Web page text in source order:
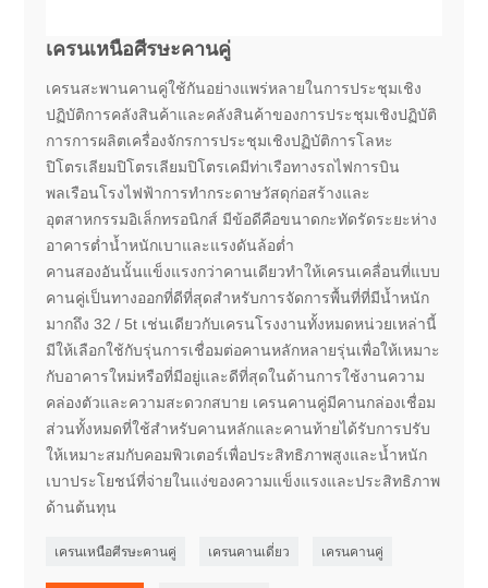
เครนเหนือศีรษะคานคู่
เครนสะพานคานคู่ใช้กันอย่างแพร่หลายในการประชุมเชิง
ปฏิบัติการคลังสินค้าและคลังสินค้าของการประชุมเชิงปฏิบัติ
การการผลิตเครื่องจักรการประชุมเชิงปฏิบัติการโลหะ
ปิโตรเลียมปิโตรเลียมปิโตรเคมีท่าเรือทางรถไฟการบิน
พลเรือนโรงไฟฟ้าการทำกระดาษวัสดุก่อสร้างและ
อุตสาหกรรมอิเล็กทรอนิกส์ มีข้อดีคือขนาดกะทัดรัดระยะห่าง
อาคารต่ำน้ำหนักเบาและแรงดันล้อต่ำ
คานสองอันนั้นแข็งแรงกว่าคานเดียวทำให้เครนเคลื่อนที่แบบ
คานคู่เป็นทางออกที่ดีที่สุดสำหรับการจัดการพื้นที่ที่มีน้ำหนัก
มากถึง 32 / 5t เช่นเดียวกับเครนโรงงานทั้งหมดหน่วยเหล่านี้
มีให้เลือกใช้กับรุ่นการเชื่อมต่อคานหลักหลายรุ่นเพื่อให้เหมาะ
กับอาคารใหม่หรือที่มีอยู่และดีที่สุดในด้านการใช้งานความ
คล่องตัวและความสะดวกสบาย เครนคานคู่มีคานกล่องเชื่อม
ส่วนทั้งหมดที่ใช้สำหรับคานหลักและคานท้ายได้รับการปรับ
ให้เหมาะสมกับคอมพิวเตอร์เพื่อประสิทธิภาพสูงและน้ำหนัก
เบาประโยชน์ที่จ่ายในแง่ของความแข็งแรงและประสิทธิภาพ
ด้านต้นทุน
เครนเหนือศีรษะคานคู่ เครนคานเดี่ยว เครนคานคู่